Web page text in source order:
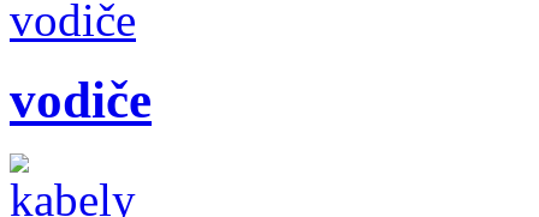
vodiče